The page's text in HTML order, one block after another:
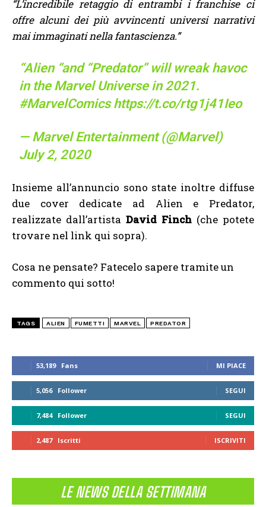
53,189 Fans MI PIACE
5,056 Follower SEGUI
7,484 Follower SEGUI
2,487 Iscritti ISCRIVITI
LE NEWS DELLA SETTIMANA
“L’incredibile retaggio di entrambi i franchise ci
offre alcuni dei più avvincenti universi narrativi
mai immaginati nella fantascienza.”
“Alien “and “Predator” will wreak havoc
in the Marvel Universe in 2021.
#MarvelComics https://t.co/rtg1j41Ieo
— Marvel Entertainment (@Marvel)
July 2, 2020
Insieme all’annuncio sono state inoltre diffuse
due cover dedicate ad Alien e Predator,
realizzate dall’artista David Finch (che potete
trovare nel link qui sopra).
Cosa ne pensate? Fatecelo sapere tramite un
commento qui sotto!
TAGS ALIEN FUMETTI MARVEL PREDATOR